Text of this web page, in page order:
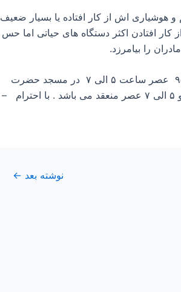
هوشیاری اش از کار افتاده یا بسیار ضعیف
افتادن اکثر دستگاه های حیاتی اما حس
را بیامرزد.
مراسم تشییع فردا ساعت ۱۱ در صحن آزادی حرم مطهر حضرت رضا علیه السلام و مجلس ترحیم روز سه شنبه ۹۵/۵/۱۲ عصر ساعت ۵ الی ۷ در مسجد حضرت
محمد (ص) در امام خمینی ۶۰ و روز چهار شنبه صبح و عصر در مسجد قبا واقع در خیام ۲۱ ، ۹:۳۰ الی ۱۱:۳۰ صبح و ۵ الی ۷ عصر منعقد می باشد . با احترام –
نوشته بعد ←